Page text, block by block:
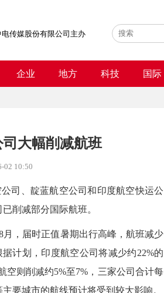
传媒股份有限公司主办
企业 地方 科技 国际
大幅削减航班
02 10:50
、靛蓝航空公司和印度航空快运公
削减部分国际航班。
，届时正值暑期出行高峰，航班减少
计划，印度航空公司将减少约22%的
空则削减约5%至7%，三家公司合计每
要城市的航线预计将受到较大影响。